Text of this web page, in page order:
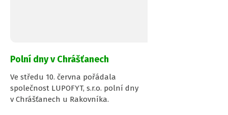
Polní dny v Chrášťanech
Ve středu 10. června pořádala
společnost LUPOFYT, s.r.o. polní dny
v Chrášťanech u Rakovníka.